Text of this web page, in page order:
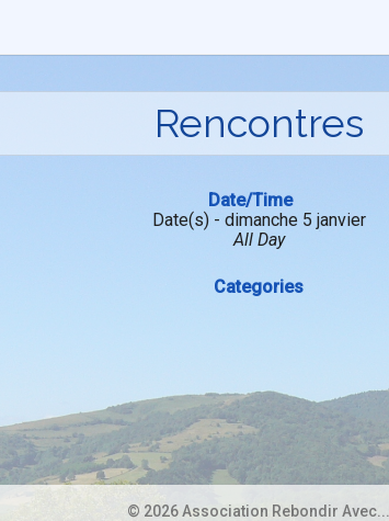
Rencontres
Date/Time
Date(s) - dimanche 5 janvier
All Day
Categories
© 2026 Association Rebondir Avec...